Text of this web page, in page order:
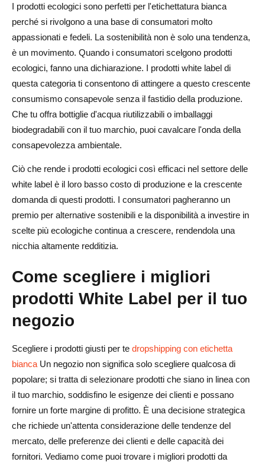
I prodotti ecologici sono perfetti per l'etichettatura bianca
perché si rivolgono a una base di consumatori molto
appassionati e fedeli. La sostenibilità non è solo una tendenza,
è un movimento. Quando i consumatori scelgono prodotti
ecologici, fanno una dichiarazione. I prodotti white label di
questa categoria ti consentono di attingere a questo crescente
consumismo consapevole senza il fastidio della produzione.
Che tu offra bottiglie d'acqua riutilizzabili o imballaggi
biodegradabili con il tuo marchio, puoi cavalcare l'onda della
consapevolezza ambientale.
Ciò che rende i prodotti ecologici così efficaci nel settore delle
white label è il loro basso costo di produzione e la crescente
domanda di questi prodotti. I consumatori pagheranno un
premio per alternative sostenibili e la disponibilità a investire in
scelte più ecologiche continua a crescere, rendendola una
nicchia altamente redditizia.
Come scegliere i migliori
prodotti White Label per il tuo
negozio
Scegliere i prodotti giusti per te dropshipping con etichetta
bianca Un negozio non significa solo scegliere qualcosa di
popolare; si tratta di selezionare prodotti che siano in linea con
il tuo marchio, soddisfino le esigenze dei clienti e possano
fornire un forte margine di profitto. È una decisione strategica
che richiede un'attenta considerazione delle tendenze del
mercato, delle preferenze dei clienti e delle capacità dei
fornitori. Vediamo come puoi trovare i migliori prodotti da